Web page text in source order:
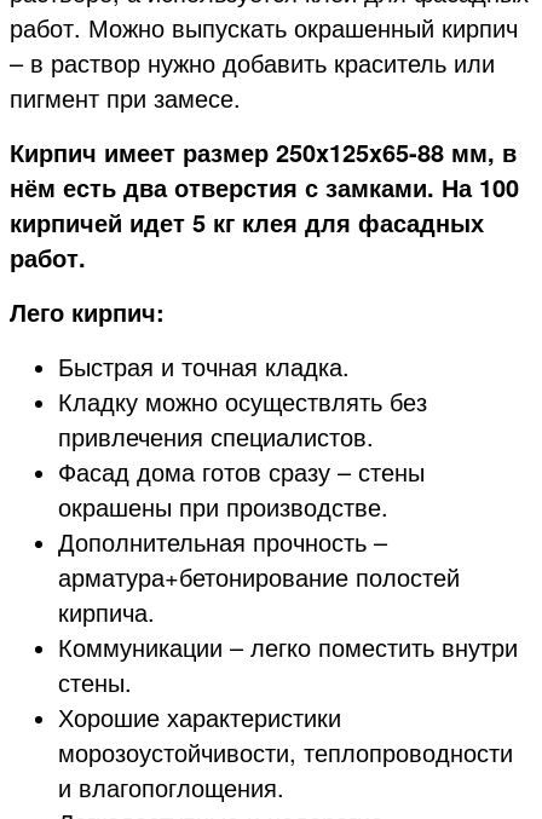
работ. Можно выпускать окрашенный кирпич
– в раствор нужно добавить краситель или
пигмент при замесе.
Кирпич имеет размер 250x125x65-88 мм, в
нём есть два отверстия с замками. На 100
кирпичей идет 5 кг клея для фасадных
работ.
Лего кирпич:
Быстрая и точная кладка.
Кладку можно осуществлять без
привлечения специалистов.
Фасад дома готов сразу – стены
окрашены при производстве.
Дополнительная прочность –
арматура+бетонирование полостей
кирпича.
Коммуникации – легко поместить внутри
стены.
Хорошие характеристики
морозоустойчивости, теплопроводности
и влагопоглощения.